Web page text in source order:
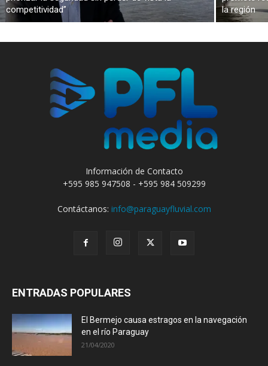
competitividad”
la región
Información de Contacto
+595 985 947508 - +595 984 509299
Contáctanos: info@paraguayfluvial.com
ENTRADAS POPULARES
El Bermejo causa estragos en la navegación
en el río Paraguay
21/04/2020